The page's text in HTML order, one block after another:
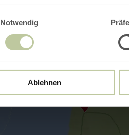
Notwendig
Ablehnen